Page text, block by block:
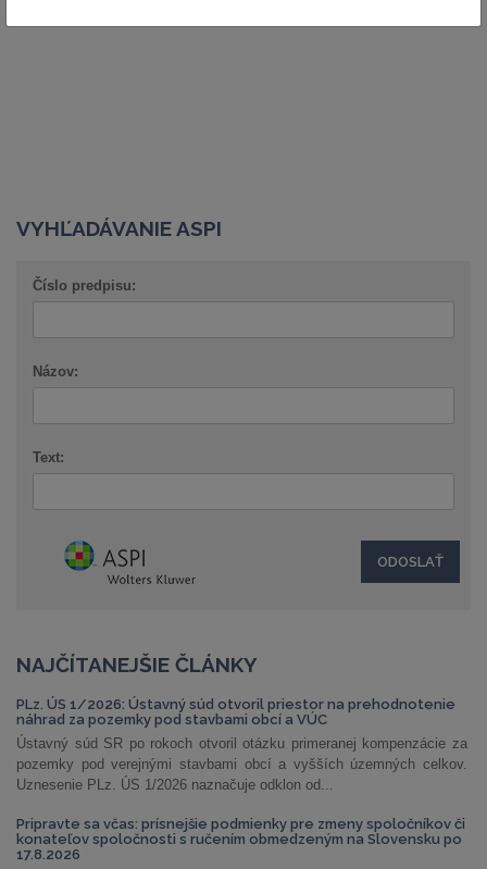
VYHĽADÁVANIE ASPI
Číslo predpisu:
Názov:
Text:
NAJČÍTANEJŠIE ČLÁNKY
PLz. ÚS 1/2026: Ústavný súd otvoril priestor na prehodnotenie
náhrad za pozemky pod stavbami obcí a VÚC
Ústavný súd SR po rokoch otvoril otázku primeranej kompenzácie za
pozemky pod verejnými stavbami obcí a vyšších územných celkov.
Uznesenie PLz. ÚS 1/2026 naznačuje odklon od...
Pripravte sa včas: prísnejšie podmienky pre zmeny spoločníkov či
konateľov spoločnosti s ručením obmedzeným na Slovensku po
17.8.2026